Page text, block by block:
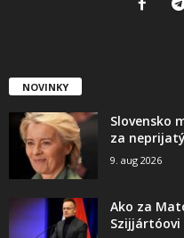
NOVINKY
Slovensko
za
9. aug 2026
Ako za
Szijjártóovi